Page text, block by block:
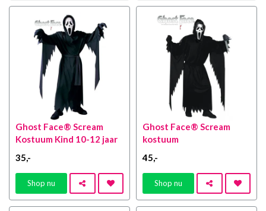
Ghost Face® Scream
Kostuum Kind 10-12 jaar
35,-
Shop nu
Ghost Face® Scream
kostuum
45,-
Shop nu